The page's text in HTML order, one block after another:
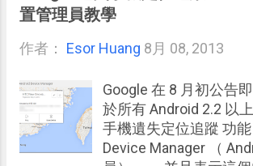
我也發現有些朋友還不
戶也不需要搞懂原理，
驗， 用 實際測試 的結
GPS 定位、 Wi-Fi 定位
定位方式在速度、精準
的差別 ，這樣大家就
置管理員教學
作者： Esor Huang 8月 08, 2013
Google 在 8 月初公告
於所有 Android 2.2 以
手機遺失定位追蹤 功
Device Manager （